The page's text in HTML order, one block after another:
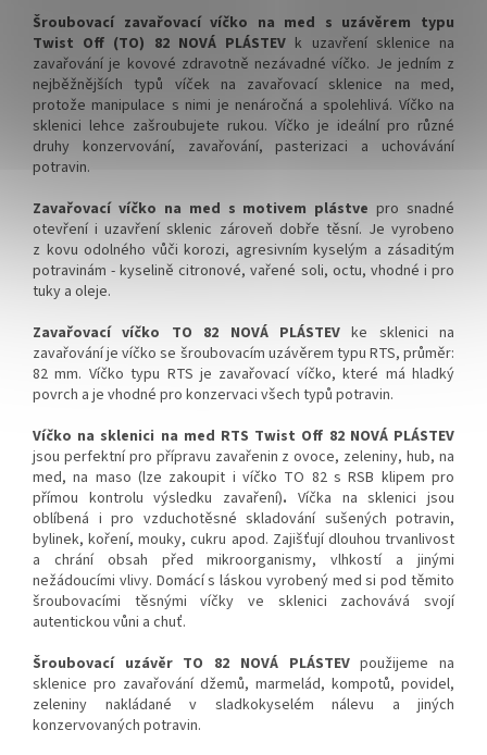
✅ Víčka skladem a ihned k
odeslání!
Kupte karton víček a máte
na něj dopravu ZDARMA!
✅ Víčka skladem a ihned k
odeslání!
Kupte karton víček 700 ks a
máte na něj dopravu
ZDARMA!
Šroubovací zavařovací víčko na med s uzávěrem typu
Twist Off (TO) 82 NOVÁ PLÁSTEV k uzavření sklenice na
zavařování je kovové zdravotně nezávadné víčko. Je jedním z
nejběžnějších typů víček na zavařovací sklenice na med,
protože manipulace s nimi je nenáročná a spolehlivá. Víčko na
sklenici lehce zašroubujete rukou. Víčko je ideální pro různé
druhy konzervování, zavařování, pasterizaci a uchovávání
potravin.
Zavařovací víčko na med s motivem plástve pro snadné
otevření i uzavření sklenic zároveň dobře těsní. Je vyrobeno
z kovu odolného vůči korozi, agresivním kyselým a zásaditým
potravinám - kyselině citronové, vařené soli, octu, vhodné i pro
tuky a oleje.
Zavařovací víčko TO 82 NOVÁ PLÁSTEVke sklenici na
zavařování je víčko se šroubovacím uzávěrem typu RTS, průměr:
82 mm. Víčko typu RTS je zavařovací víčko, které má hladký
povrch a je vhodné pro konzervaci všech typů potravin.
Víčko na sklenici na med RTS Twist Off 82 NOVÁ PLÁSTEV
jsou perfektní pro přípravu zavařenin z ovoce, zeleniny, hub, na
med, na maso (lze zakoupit i víčko TO 82 s RSB klipem pro
přímou kontrolu výsledku zavaření). Víčka na sklenici jsou
oblíbená i pro vzduchotěsné skladování sušených potravin,
bylinek, koření, mouky, cukru apod. Zajišťují dlouhou trvanlivost
a chrání obsah před mikroorganismy, vlhkostí a jinými
nežádoucími vlivy. Domácí s láskou vyrobený med si pod těmito
šroubovacími těsnými víčky ve sklenici zachovává svojí
autentickou vůni a chuť.
Šroubovací uzávěr TO 82 NOVÁ PLÁSTEVpoužijeme na
sklenice pro zavařování džemů, marmelád, kompotů, povidel,
zeleniny nakládané v sladkokyselém nálevu a jiných
konzervovaných potravin.